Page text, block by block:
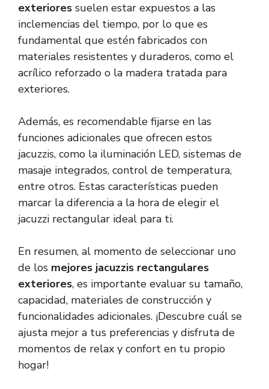
exteriores suelen estar expuestos a las
inclemencias del tiempo, por lo que es
fundamental que estén fabricados con
materiales resistentes y duraderos, como el
acrílico reforzado o la madera tratada para
exteriores.
Además, es recomendable fijarse en las
funciones adicionales que ofrecen estos
jacuzzis, como la iluminación LED, sistemas de
masaje integrados, control de temperatura,
entre otros. Estas características pueden
marcar la diferencia a la hora de elegir el
jacuzzi rectangular ideal para ti.
En resumen, al momento de seleccionar uno
de los mejores jacuzzis rectangulares
exteriores, es importante evaluar su tamaño,
capacidad, materiales de construcción y
funcionalidades adicionales. ¡Descubre cuál se
ajusta mejor a tus preferencias y disfruta de
momentos de relax y confort en tu propio
hogar!